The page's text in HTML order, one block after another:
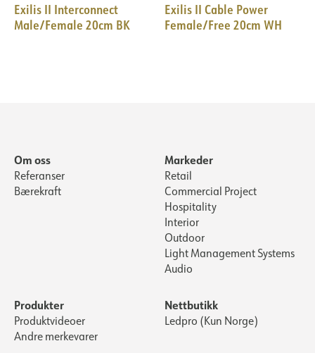
Exilis II Interconnect
Male/Female 20cm BK
Exilis II Cable Power
Female/Free 20cm WH
Om oss
Referanser
Bærekraft
Markeder
Retail
Commercial Project
Hospitality
Interior
Outdoor
Light Management Systems
Audio
Produkter
Produktvideoer
Andre merkevarer
Nettbutikk
Ledpro (Kun Norge)